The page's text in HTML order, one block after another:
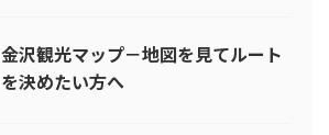
金沢観光マップ－地図を見てルート
を決めたい方へ